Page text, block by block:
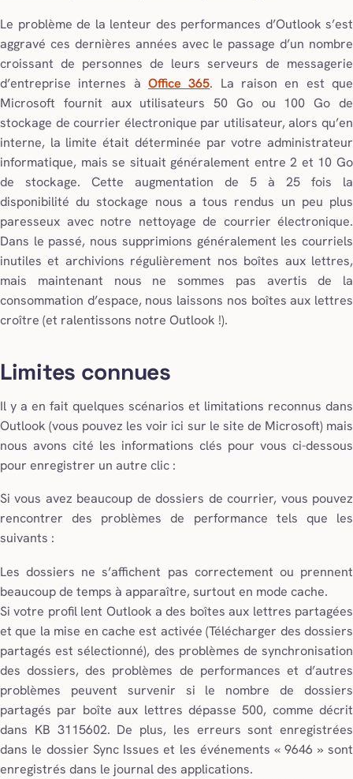
Le problème de la lenteur des performances d’Outlook s’est
aggravé ces dernières années avec le passage d’un nombre
croissant de personnes de leurs serveurs de messagerie
d’entreprise internes à Office 365. La raison en est que
Microsoft fournit aux utilisateurs 50 Go ou 100 Go de
stockage de courrier électronique par utilisateur, alors qu’en
interne, la limite était déterminée par votre administrateur
informatique, mais se situait généralement entre 2 et 10 Go
de stockage. Cette augmentation de 5 à 25 fois la
disponibilité du stockage nous a tous rendus un peu plus
paresseux avec notre nettoyage de courrier électronique.
Dans le passé, nous supprimions généralement les courriels
inutiles et archivions régulièrement nos boîtes aux lettres,
mais maintenant nous ne sommes pas avertis de la
consommation d’espace, nous laissons nos boîtes aux lettres
croître (et ralentissons notre Outlook !).
Limites connues
Il y a en fait quelques scénarios et limitations reconnus dans
Outlook (vous pouvez les voir ici sur le site de Microsoft) mais
nous avons cité les informations clés pour vous ci-dessous
pour enregistrer un autre clic :
Si vous avez beaucoup de dossiers de courrier, vous pouvez
rencontrer des problèmes de performance tels que les
suivants :
Les dossiers ne s’affichent pas correctement ou prennent
beaucoup de temps à apparaître, surtout en mode cache.
Si votre profil lent Outlook a des boîtes aux lettres partagées
et que la mise en cache est activée (Télécharger des dossiers
partagés est sélectionné), des problèmes de synchronisation
des dossiers, des problèmes de performances et d’autres
problèmes peuvent survenir si le nombre de dossiers
partagés par boîte aux lettres dépasse 500, comme décrit
dans KB 3115602. De plus, les erreurs sont enregistrées
dans le dossier Sync Issues et les événements « 9646 » sont
enregistrés dans le journal des applications.